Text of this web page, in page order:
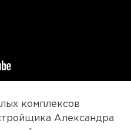
комплексов
Александра